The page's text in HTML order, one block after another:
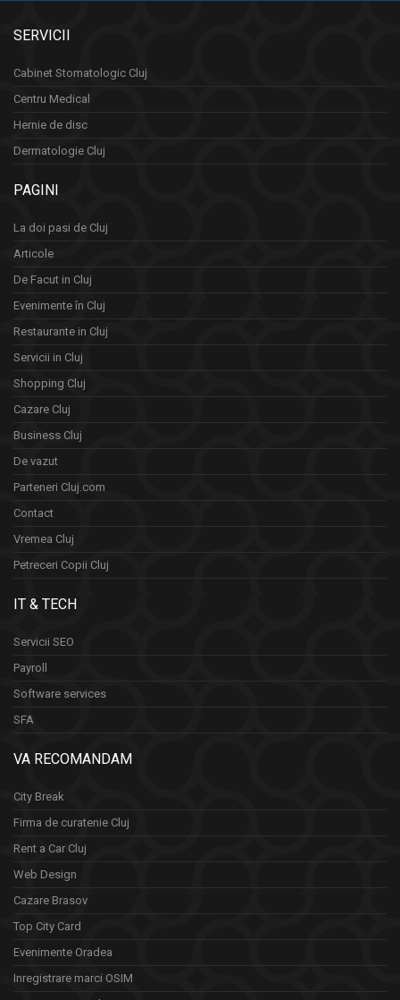
SERVICII
Cabinet Stomatologic Cluj
Centru Medical
Hernie de disc
Dermatologie Cluj
PAGINI
La doi pasi de Cluj
Articole
De Facut in Cluj
Evenimente în Cluj
Restaurante in Cluj
Servicii in Cluj
Shopping Cluj
Cazare Cluj
Business Cluj
De vazut
Parteneri Cluj.com
Contact
Vremea Cluj
Petreceri Copii Cluj
IT & TECH
Servicii SEO
Payroll
Software services
SFA
VA RECOMANDAM
City Break
Firma de curatenie Cluj
Rent a Car Cluj
Web Design
Cazare Brasov
Top City Card
Evenimente Oradea
Inregistrare marci OSIM